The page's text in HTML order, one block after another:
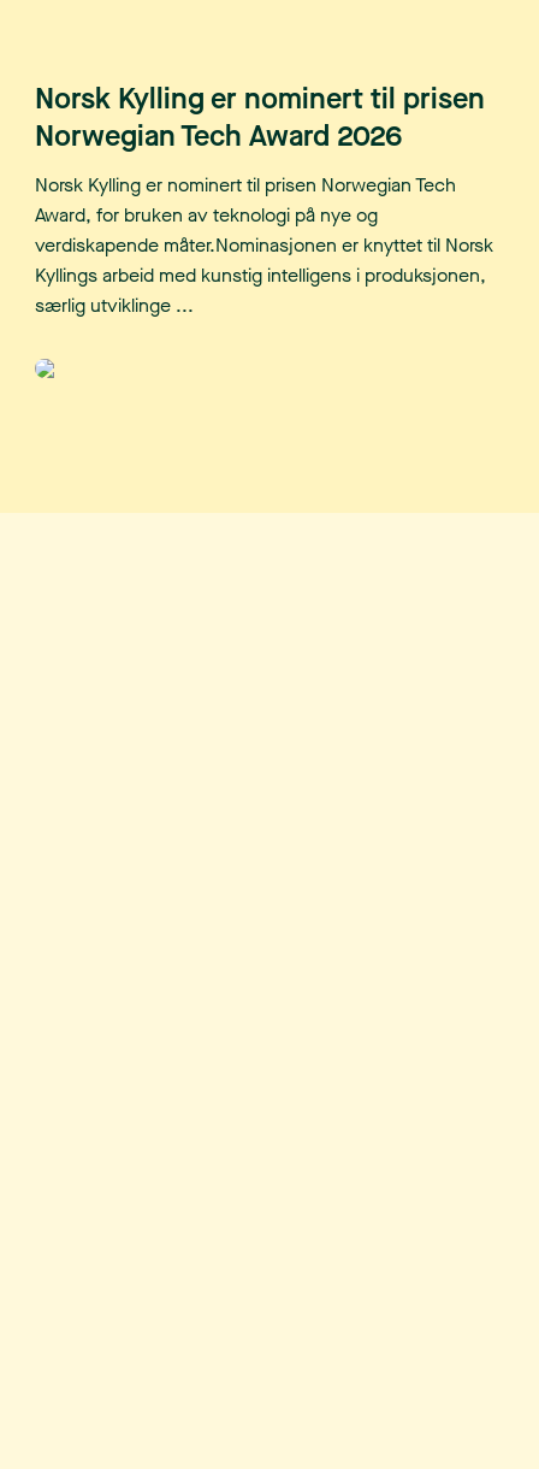
Norsk Kylling er nominert til prisen
Norwegian Tech Award 2026
Norsk Kylling er nominert til prisen Norwegian Tech
Award, for bruken av teknologi på nye og
verdiskapende måter.Nominasjonen er knyttet til Norsk
Kyllings arbeid med kunstig intelligens i produksjonen,
særlig utviklinge ...